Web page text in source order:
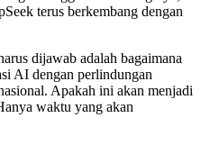
terus berkembang dengan
dijawab adalah bagaimana
AI dengan perlindungan
Apakah ini akan menjadi
waktu yang akan